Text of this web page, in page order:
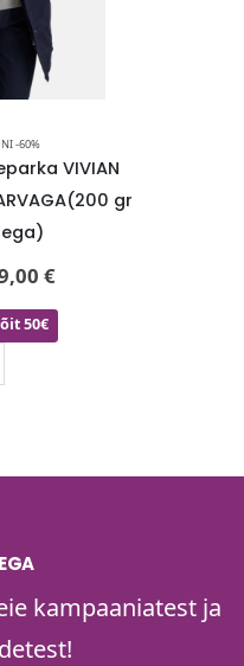
-60%
gr
€
50€
kampaaniatest ja